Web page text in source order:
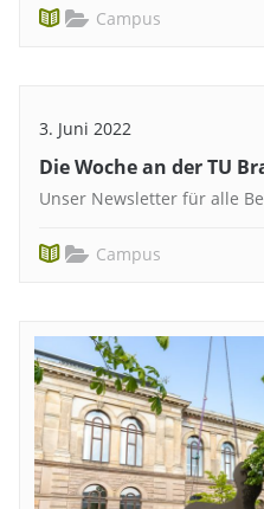
Campus
3. Juni 2022
Die Woche an der TU
Unser Newsletter für alle
Campus